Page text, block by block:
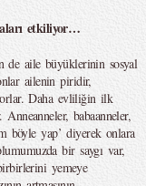
etkiliyor…
de aile büyüklerinin sosyal
ailenin piridir,
Daha evliliğin ilk
babaanneler,
böyle yap’ diyerek onlara
bir saygı var,
yemeye